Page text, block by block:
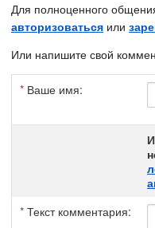
Для полноценного
авторизоваться или
Или напишите свой
* Ваше имя:
* Текст комментария: